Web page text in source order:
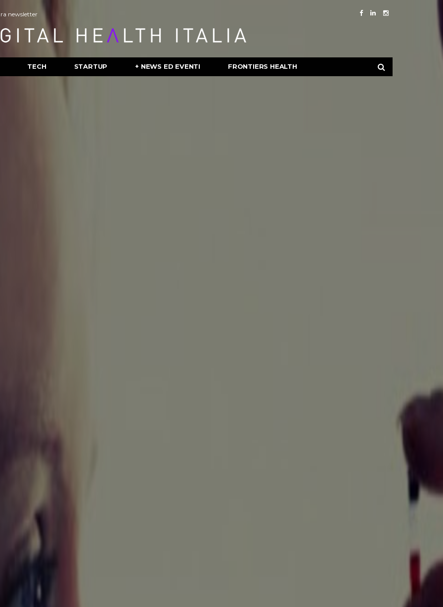
newsletter
TECH STARTUP + NEWS ED EVENTI FRONTIERS HEALTH